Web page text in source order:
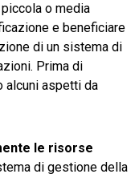
piccola o media
e beneficiare
di un sistema di
Prima di
alcuni aspetti da
le risorse
di gestione della